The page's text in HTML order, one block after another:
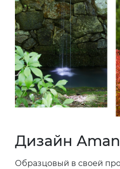
Дизайн
Образцовый в своей